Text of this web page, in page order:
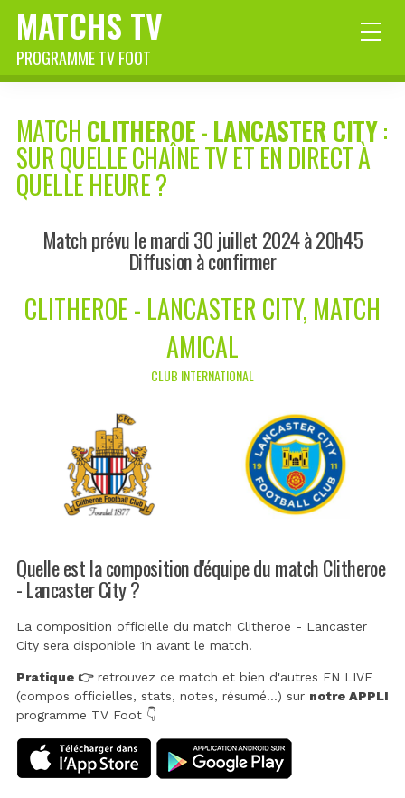
MATCHS TV
PROGRAMME TV FOOT
MATCHCLITHEROE-LANCASTER CITY:
SUR QUELLE CHAÎNE TV ET EN DIRECT À
QUELLE HEURE ?
Match prévu le mardi 30 juillet 2024 à 20h45
Diffusion à confirmer
CLITHEROE - LANCASTER CITY, MATCH
AMICAL
CLUB INTERNATIONAL
Quelle est la composition d'équipe du match Clitheroe
- Lancaster City ?
La composition officielle du match Clitheroe - Lancaster
City sera disponible 1h avant le match.
Pratique 👉retrouvez ce match et bien d'autres EN LIVE
(compos officielles, stats, notes, résumé...) sur notre APPLI
programme TV Foot 👇